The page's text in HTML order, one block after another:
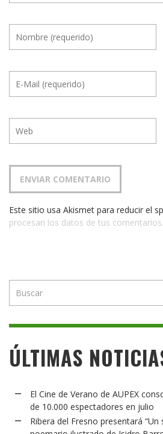
Este sitio usa Akismet para reducir el
procesan los datos de tus comentarios.
ÚLTIMAS
El Cine de Verano de AUPEX
de 10.000 espectadores en julio
Ribera del Fresno presentará